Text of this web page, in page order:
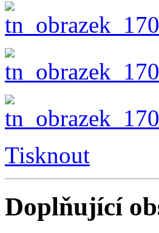
Tisknout
Doplňující